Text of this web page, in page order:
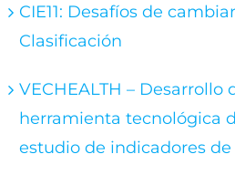
CIE11: Desafíos de
Clasificación
VECHEALTH – Desarrollo
herramienta tecnológica
estudio de indicadores de